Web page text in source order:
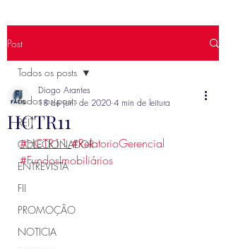
Post
Todos os posts
REIT
COLECIONADOR
ENTREVISTA
FII
PROMOÇÃO
NOTICIA
Todos os posts
HCTR11
Diogo Arantes
18 de jun. de 2020 4 min de leitura
#HCTR11 #RelatorioGerencial
#FundosImobiliários